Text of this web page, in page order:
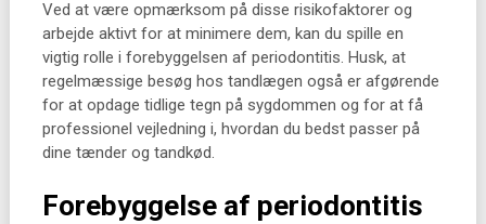
Ved at være opmærksom på disse risikofaktorer og
arbejde aktivt for at minimere dem, kan du spille en
vigtig rolle i forebyggelsen af periodontitis. Husk, at
regelmæssige besøg hos tandlægen også er afgørende
for at opdage tidlige tegn på sygdommen og for at få
professionel vejledning i, hvordan du bedst passer på
dine tænder og tandkød.
Forebyggelse af periodontitis